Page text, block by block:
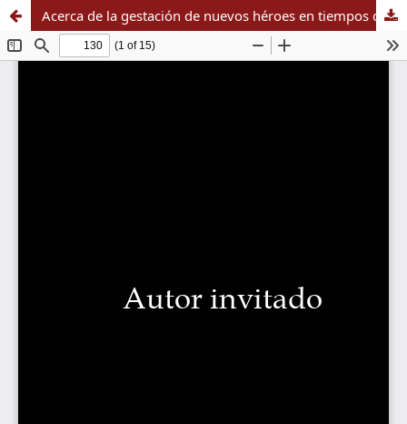
Acerca de la gestación de nuevos héroes en tiempos de pandemia: una lectura de la nueva realidad social